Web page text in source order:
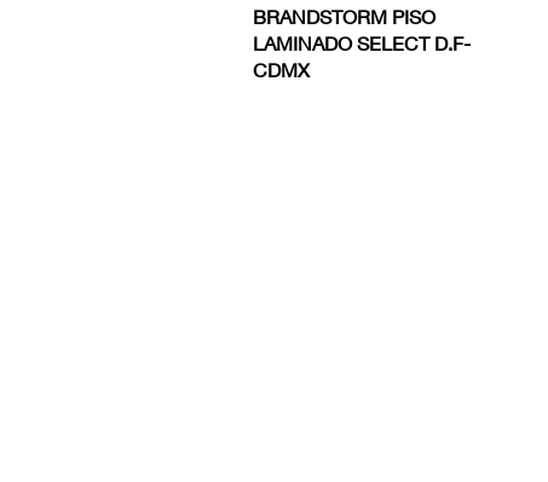
BRANDSTORM PISO
LAMINADO SELECT D.F-
CDMX